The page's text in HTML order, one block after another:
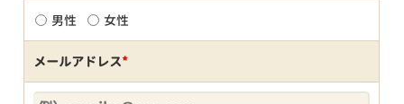
男性 女性
メールアドレス*